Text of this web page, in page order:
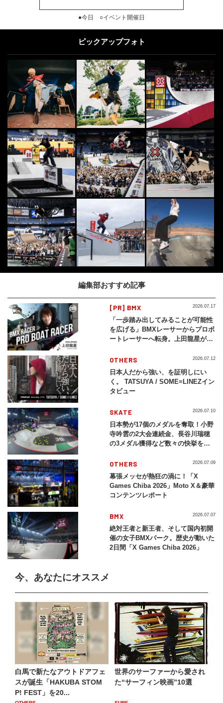
●今日 ○イベント開催日
ピックアップフォト
編集部おすすめ記事
[PR] BMX
「一歩踏み出してみることが可能性
を広げる」BMXレーサーからプロボ
ートレーサーへ転身。上田龍星が体
2026.07.17
OTHERS
日本人だから強い、を証明しにい
く。 TATSUYA / SOME≡LINEZイン
タビュー
2026.07.12
SKATE
日本勢が17個のメダルを奪取！小野
寺吟雲の2大会連続金、長谷川瑞穂
の3メダル獲得など数々の快挙をプ
2026」
2026.07.10
OTHERS
幕張メッセが熱狂の渦に！「X
Games Chiba 2026」Moto X＆豪華
コンテンツレポート
2026.07.09
BMX
絶対王者と新王者、そして国内初開
催の女子BMXパーク。歴史が動いた
2日間「X Games Chiba 2026」
2026.07.07
今、あなたにオススメ
白馬で新たなアウトドアフェ
スが誕生「HAKUBA STOM
P! FEST」を20...
世界のサーファーから愛され
た“サーフィン映画”10選